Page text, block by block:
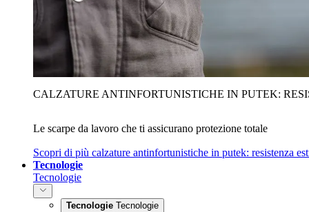
CALZATURE ANTINFORTUNISTICHE IN PUTEK:
Le scarpe da lavoro che ti assicurano protezione totale
Scopri di più calzature antinfortunistiche in putek: resistenza
Tecnologie
Tecnologie
Tecnologie Tecnologie